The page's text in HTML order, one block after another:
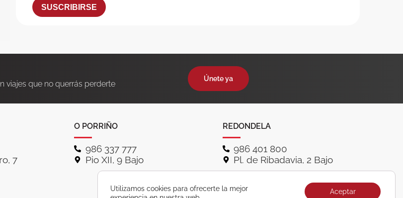
SUSCRIBIRSE
viajes que no querrás perderte
Únete ya
7
O PORRIÑO
986 337 777
Pio XII, 9 Bajo
REDONDELA
986 401 800
Pl. de Ribadavia, 2 Bajo
Utilizamos cookies para ofrecerte la mejor
Aceptar